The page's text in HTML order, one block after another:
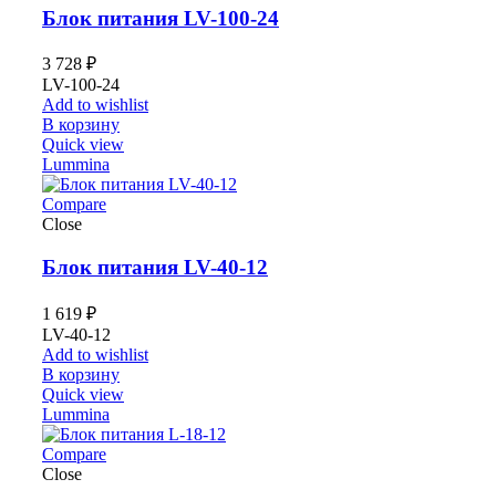
Блок питания LV-100-24
3 728 ₽
LV-100-24
Add to wishlist
В корзину
Quick view
Lummina
Compare
Close
Блок питания LV-40-12
1 619 ₽
LV-40-12
Add to wishlist
В корзину
Quick view
Lummina
Compare
Close